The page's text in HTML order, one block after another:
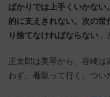
ばかりでは上手くいかな
的に支えきれない。次の世
り捨てなければならない 」
正太郎は美琴から、谷崎
わず、看取って行く。つい